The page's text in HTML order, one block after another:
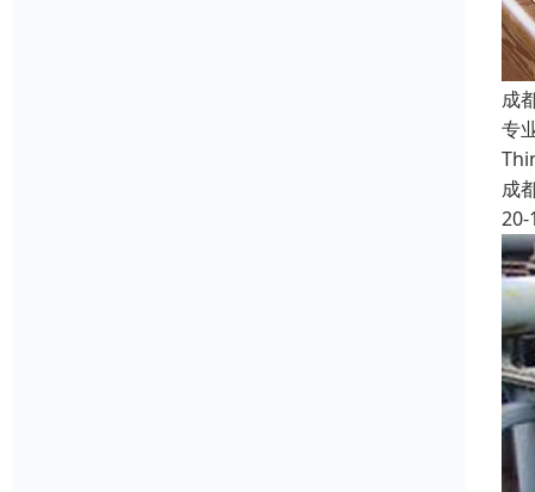
成
专
成
20-